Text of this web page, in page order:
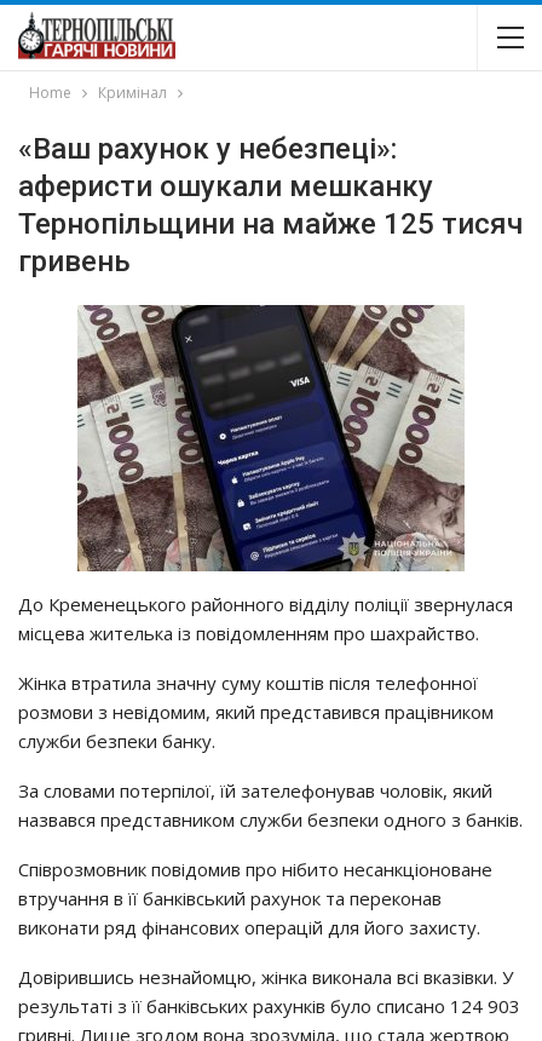
Home Кримінал
«Ваш рахунок у небезпеці»:
аферисти ошукали мешканку
Тернопільщини на майже 125 тисяч
гривень
До Кременецького районного відділу поліції звернулася
місцева жителька із повідомленням про шахрайство.
Жінка втратила значну суму коштів після телефонної
розмови з невідомим, який представився працівником
служби безпеки банку.
За словами потерпілої, їй зателефонував чоловік, який
назвався представником служби безпеки одного з банків.
Співрозмовник повідомив про нібито несанкціоноване
втручання в її банківський рахунок та переконав
виконати ряд фінансових операцій для його захисту.
Довірившись незнайомцю, жінка виконала всі вказівки. У
результаті з її банківських рахунків було списано 124 903
гривні. Лише згодом вона зрозуміла, що стала жертвою